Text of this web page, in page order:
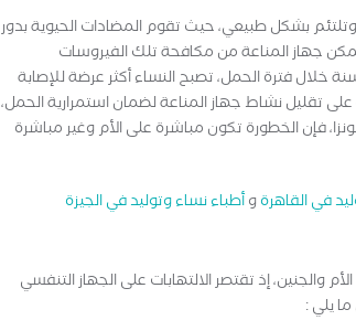
وتلتئم بشكل طبيعي، حيث تقوم المضادات الحيوية بدور
جهاز المناعة من مكافحة تلك الفيروسات
خلال فترة الحمل، تصبح النساء أكثر عرضة للإصابة
تقليل نشاط جهاز المناعة لضمان استمرارية الحمل،
فإن الخطورة تكون مباشرة على الأم وغير مباشرة
في القاهرةوأطباء نساء وتوليد في الجيزة
والجنين، إذ تقتصر الالتهابات على الجهاز التنفسي
يلي :